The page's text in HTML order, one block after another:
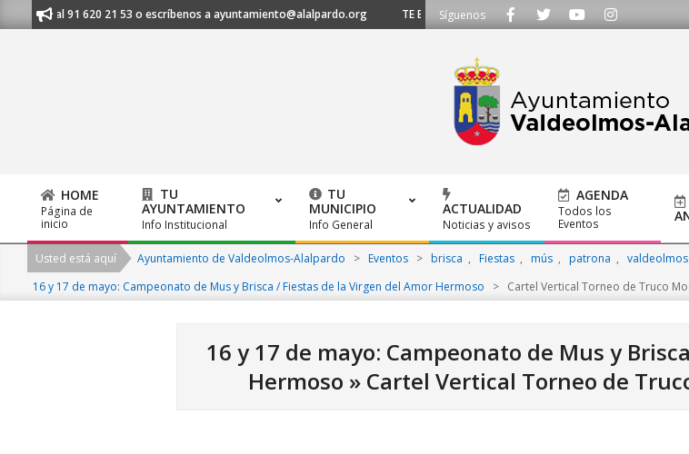
to
Llámanos al 91 620 21 53 o escríbenos a ayuntamiento@alalpardo.org TE ESCUCHAMOS - Llámanos al 91 620 21 53 o
Síguenos
Primary
Navigation
Menu
HOME
Página de
inicio
TU
AYUNTAMIENTO
Info Institucional
TU
MUNICIPIO
Info General
ACTUALIDAD
Noticias y avisos
AGENDA
Todos los
Eventos
Usted está aquí Ayuntamiento de Valdeolmos-Alalpardo > Eventos > brisca , Fiestas , mús , patrona , valdeolmos
16 y 17 de mayo: Campeonato de Mus y Brisca / Fiestas de la Virgen del Amor Hermoso
> Cartel Vertical Torneo de Truco
16 y 17 de mayo: Campeonato de Mus y
Hermoso » Cartel Vertical Torneo de